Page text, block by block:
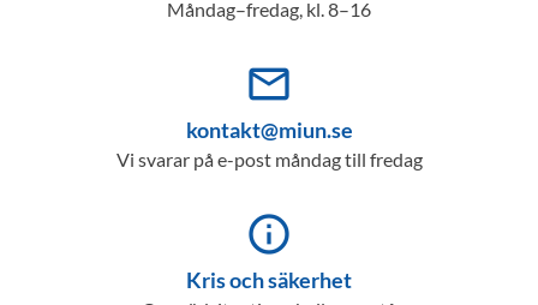
Måndag–fredag, kl. 8–16
mail_outline
kontakt@miun.se
Vi svarar på e-post måndag till fredag
info_outline
Kris och säkerhet